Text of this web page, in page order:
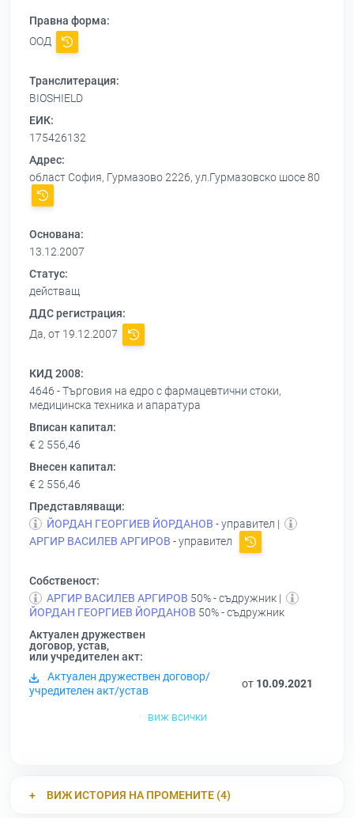
Правна форма:
ООД
Транслитерация:
BIOSHIELD
ЕИК:
175426132
Адрес:
област София, Гурмазово 2226, ул.Гурмазовско шосе 80
Основана:
13.12.2007
Статус:
действащ
ДДС регистрация:
Да, от 19.12.2007
КИД 2008:
4646 - Търговия на едро с фармацевтични стоки,
медицинска техника и апаратура
Вписан капитал:
€ 2 556,46
Внесен капитал:
€ 2 556,46
Представляващи:
ЙОРДАН ГЕОРГИЕВ ЙОРДАНОВ - управител |
АРГИР ВАСИЛЕВ АРГИРОВ - управител
Собственост:
АРГИР ВАСИЛЕВ АРГИРОВ 50% - съдружник |
ЙОРДАН ГЕОРГИЕВ ЙОРДАНОВ 50% - съдружник
Актуален дружествен
договор, устав,
или учредителен акт:
Актуален дружествен договор/
учредителен акт/устав
от 10.09.2021
виж всички
ВИЖ ИСТОРИЯ НА ПРОМЕНИТЕ (4)